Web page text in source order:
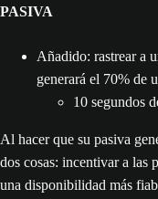
PASIVA
Añadido: rastrear a
generará el 70% de
10 segundos
Al hacer que su pasiva
dos cosas: incentivar a las
una disponibilidad más